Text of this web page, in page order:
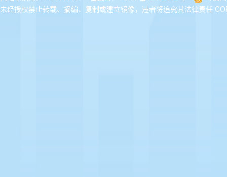
未经授权禁止转载、摘编、复制或建立镜像，违者将追究其法律责任